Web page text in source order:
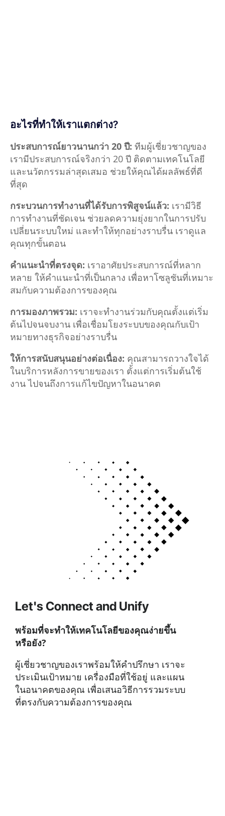
อะไรที่ทำให้เราแตกต่าง?
ประสบการณ์ยาวนานกว่า 20 ปี: ทีมผู้เชี่ยวชาญของ
เรามีประสบการณ์จริงกว่า 20 ปี ติดตามเทคโนโลยี
และนวัตกรรมล่าสุดเสมอ ช่วยให้คุณได้ผลลัพธ์ที่ดี
ที่สุด
กระบวนการทำงานที่ได้รับการพิสูจน์แล้ว: เรามีวิธี
การทำงานที่ชัดเจน ช่วยลดความยุ่งยากในการปรับ
เปลี่ยนระบบใหม่ และทำให้ทุกอย่างราบรื่น เราดูแล
คุณทุกขั้นตอน
คำแนะนำที่ตรงจุด: เราอาศัยประสบการณ์ที่หลาก
หลาย ให้คำแนะนำที่เป็นกลาง เพื่อหาโซลูชันที่เหมาะ
สมกับความต้องการของคุณ
การมองภาพรวม: เราจะทำงานร่วมกับคุณตั้งแต่เริ่ม
ต้นไปจนจบงาน เพื่อเชื่อมโยงระบบของคุณกับเป้า
หมายทางธุรกิจอย่างราบรื่น
ให้การสนับสนุนอย่างต่อเนื่อง: คุณสามารถวางใจได้
ในบริการหลังการขายของเรา ตั้งแต่การเริ่มต้นใช้
งาน ไปจนถึงการแก้ไขปัญหาในอนาคต
Let's Connect and Unify
พร้อมที่จะทำให้เทคโนโลยีของคุณง่ายขึ้น
หรือยัง?
ผู้เชี่ยวชาญของเราพร้อมให้คำปรึกษา เราจะ
ประเมินเป้าหมาย เครื่องมือที่ใช้อยู่ และแผน
ในอนาคตของคุณ เพื่อเสนอวิธีการรวมระบบ
ที่ตรงกับความต้องการของคุณ